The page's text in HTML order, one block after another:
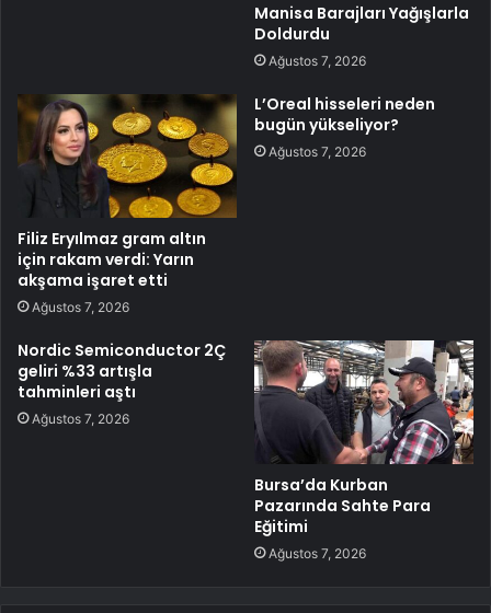
Manisa Barajları Yağışlarla
Doldurdu
Ağustos 7, 2026
Filiz Eryılmaz gram altın
için rakam verdi: Yarın
akşama işaret etti
Ağustos 7, 2026
L’Oreal hisseleri neden
bugün yükseliyor?
Ağustos 7, 2026
Nordic Semiconductor 2Ç
geliri %33 artışla
tahminleri aştı
Ağustos 7, 2026
Bursa’da Kurban
Pazarında Sahte Para
Eğitimi
Ağustos 7, 2026